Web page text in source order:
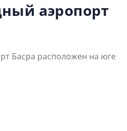
аэропорт
Басра расположен на юге